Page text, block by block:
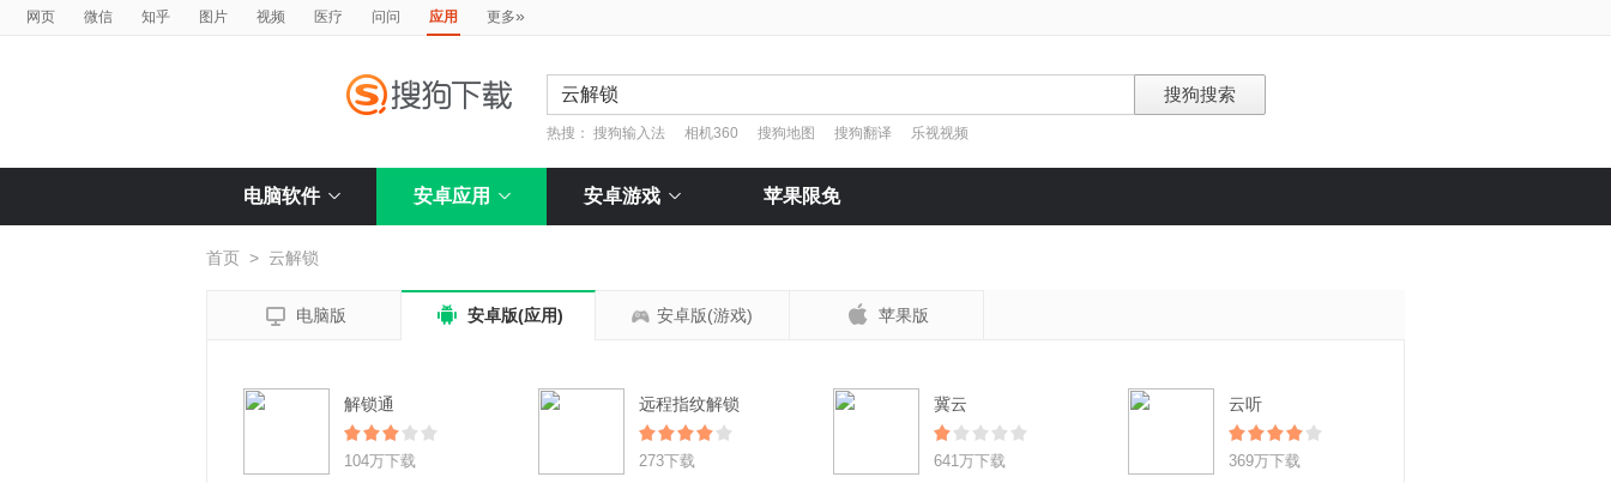
网页 微信 知乎 图片 视频 医疗 问问 应用 更多»
热搜： 搜狗输入法 相机360 搜狗地图 搜狗翻译 乐视视频
电脑软件 安卓应用 安卓游戏 苹果限免
首页 > 云解锁
 电脑版  安卓版(应用) 安卓版(游戏)  苹果版
解锁通
104万下载
远程指纹解锁
273下载
冀云
641万下载
云听
369万下载